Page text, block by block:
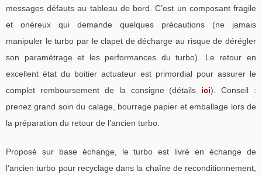
messages défauts au tableau de bord. C’est un composant fragile
et onéreux qui demande quelques précautions (ne jamais
manipuler le turbo par le clapet de décharge au risque de dérégler
son paramétrage et les performances du turbo). Le retour en
excellent état du boitier actuateur est primordial pour assurer le
complet remboursement de la consigne (détails ici). Conseil :
prenez grand soin du calage, bourrage papier et emballage lors de
la préparation du retour de l’ancien turbo.
Proposé sur base échange, le turbo est livré en échange de
l’ancien turbo pour recyclage dans la chaîne de reconditionnement,